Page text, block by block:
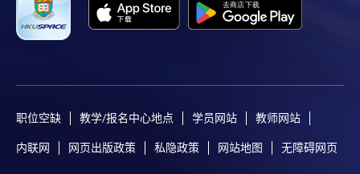
职位空缺 教学/报名中心地点 学员网站 教师网站
内联网 网页出版政策 私隐政策 网站地图 无障碍网页